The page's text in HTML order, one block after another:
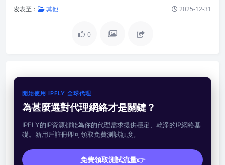
发表至： 其他 2025-12-31
0
開始使用 IPFLY 全球代理
為甚麼選對代理網絡才是關鍵？
IPFLY的IP資源都能為你的代理需求提供穩定、乾淨的IP網絡基
礎。新用戶註冊即可領取免費測試額度。
免費領取測試流量👉